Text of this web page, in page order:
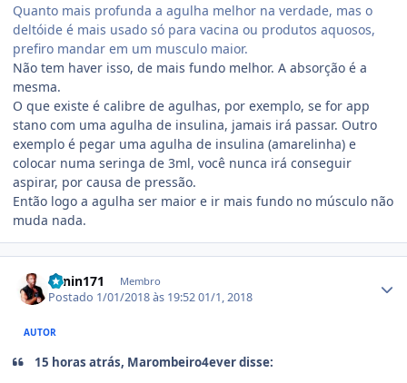
Quanto mais profunda a agulha melhor na verdade, mas o
deltóide é mais usado só para vacina ou produtos aquosos,
prefiro mandar em um musculo maior.
Não tem haver isso, de mais fundo melhor. A absorção é a
mesma.
O que existe é calibre de agulhas, por exemplo, se for app
stano com uma agulha de insulina, jamais irá passar. Outro
exemplo é pegar uma agulha de insulina (amarelinha) e
colocar numa seringa de 3ml, você nunca irá conseguir
aspirar, por causa de pressão.
Então logo a agulha ser maior e ir mais fundo no músculo não
muda nada.
Lenin171 Membro
Postado 1/01/2018 às 19:5201/1, 2018
AUTOR
15 horas atrás, Marombeiro4ever disse: